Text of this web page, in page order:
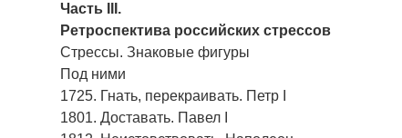
Часть III.
Ретроспектива российских стрессов
Стрессы. Знаковые фигуры
Под ними
1725. Гнать, перекраивать. Петр I
1801. Доставать. Павел I